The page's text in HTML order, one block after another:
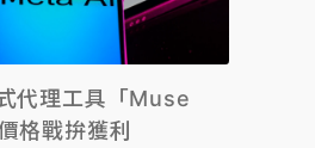
代理工具「Muse
戰拚獲利